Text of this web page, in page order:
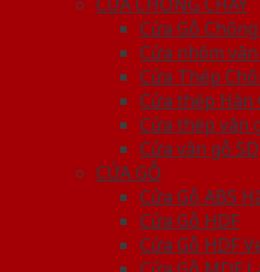
Cửa Gỗ
Cửa nhôm
Cửa Thép
Cửa thép Hàn
Cửa thép vân
Cửa vân gỗ 5D
CỬA GỖ
Cửa Gỗ ABS
Cửa Gỗ HDF
Cửa Gỗ HDF